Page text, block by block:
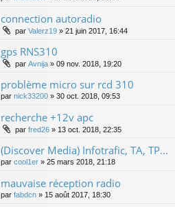
connection autoradio
par Valerz19 » 21 juin 2017, 16:44
gps RNS310
par Avnija » 09 nov. 2018, 19:20
problème micro sur rcd 310
par nick33200 » 30 oct. 2018, 09:53
recherche +12v apc
par fred26 » 13 oct. 2018, 22:35
(Discover Media) Infotrafic, TA, TP...
par cool1er » 25 mars 2018, 21:18
mauvaise réception radio
par fabdcn » 15 août 2017, 18:30